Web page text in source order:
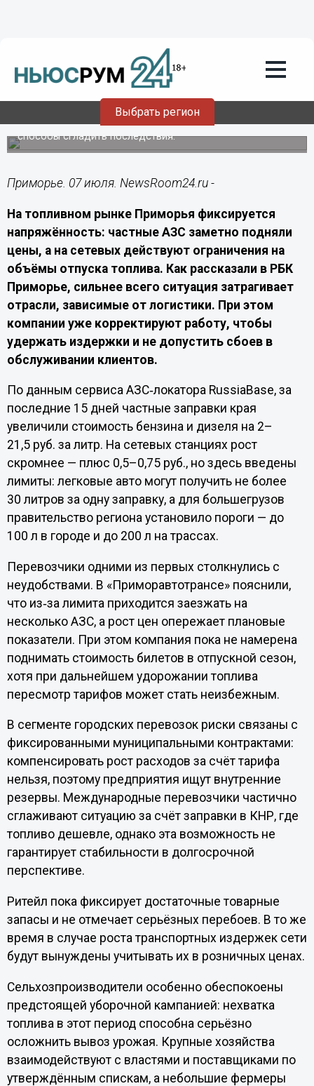
Выбрать регион
07.07.202605:40
Топливные ограничения усилили риски
для бизнеса в Приморье
Бизнес оценивает риски, а отдельные отрасли ищут
способы сгладить последствия.
Приморье. 07 июля. NewsRoom24.ru -
На топливном рынке Приморья фиксируется
напряжённость: частные АЗС заметно подняли
цены, а на сетевых действуют ограничения на
объёмы отпуска топлива. Как рассказали в РБК
Приморье, сильнее всего ситуация затрагивает
отрасли, зависимые от логистики. При этом
компании уже корректируют работу, чтобы
удержать издержки и не допустить сбоев в
обслуживании клиентов.
По данным сервиса АЗС‑локатора RussiaBase, за
последние 15 дней частные заправки края
увеличили стоимость бензина и дизеля на 2–
21,5 руб. за литр. На сетевых станциях рост
скромнее — плюс 0,5–0,75 руб., но здесь введены
лимиты: легковые авто могут получить не более
30 литров за одну заправку, а для большегрузов
правительство региона установило пороги — до
100 л в городе и до 200 л на трассах.
Перевозчики одними из первых столкнулись с
неудобствами. В «Приморавтотрансе» пояснили,
что из‑за лимита приходится заезжать на
несколько АЗС, а рост цен опережает плановые
показатели. При этом компания пока не намерена
поднимать стоимость билетов в отпускной сезон,
хотя при дальнейшем удорожании топлива
пересмотр тарифов может стать неизбежным.
В сегменте городских перевозок риски связаны с
фиксированными муниципальными контрактами:
компенсировать рост расходов за счёт тарифа
нельзя, поэтому предприятия ищут внутренние
резервы. Международные перевозчики частично
сглаживают ситуацию за счёт заправки в КНР, где
топливо дешевле, однако эта возможность не
гарантирует стабильности в долгосрочной
перспективе.
Ритейл пока фиксирует достаточные товарные
запасы и не отмечает серьёзных перебоев. В то же
время в случае роста транспортных издержек сети
будут вынуждены учитывать их в розничных ценах.
Сельхозпроизводители особенно обеспокоены
предстоящей уборочной кампанией: нехватка
топлива в этот период способна серьёзно
осложнить вывоз урожая. Крупные хозяйства
взаимодействуют с властями и поставщиками по
утверждённым спискам, а небольшие фермеры